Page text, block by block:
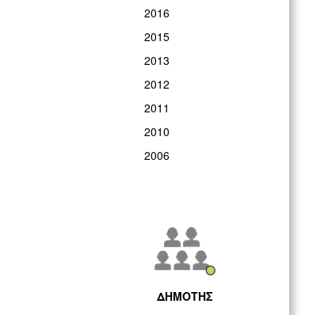
2016
2015
2013
2012
2011
2010
2006
ΔΗΜΟΤΗΣ